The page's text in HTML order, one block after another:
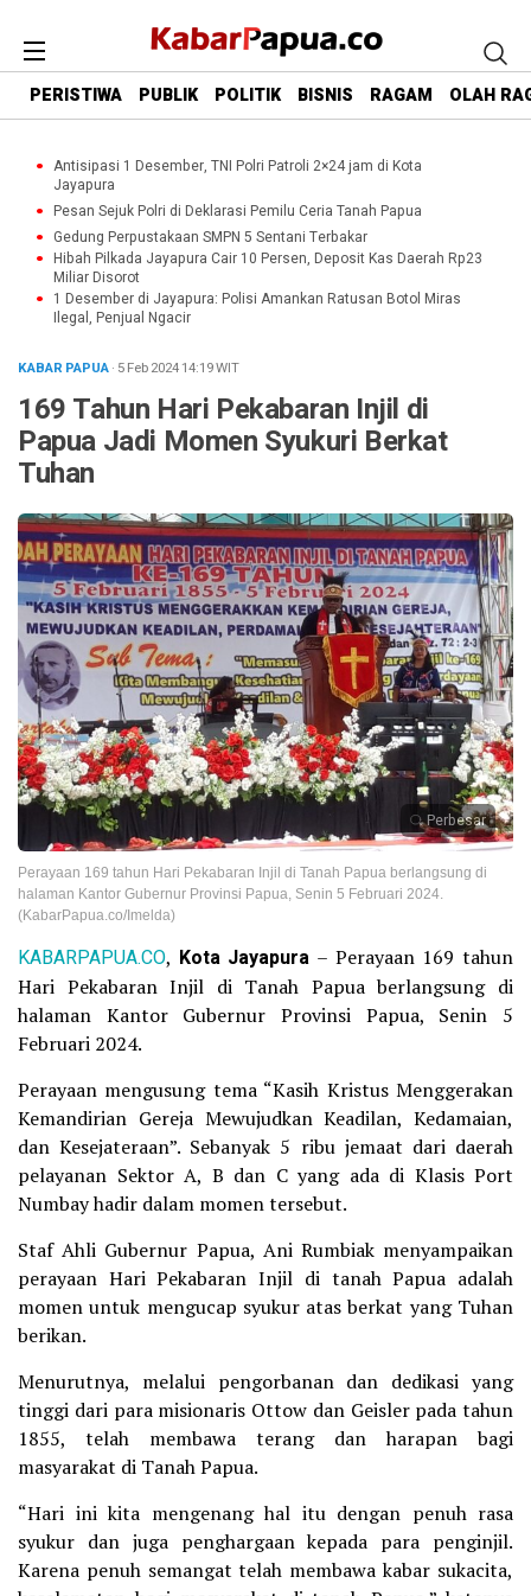
PERISTIWA PUBLIK POLITIK BISNIS RAGAM OLAH
Antisipasi 1 Desember, TNI Polri Patroli 2×24 jam di Kota
Jayapura
Pesan Sejuk Polri di Deklarasi Pemilu Ceria Tanah Papua
Gedung Perpustakaan SMPN 5 Sentani Terbakar
Hibah Pilkada Jayapura Cair 10 Persen, Deposit Kas Daerah Rp23
Miliar Disorot
1 Desember di Jayapura: Polisi Amankan Ratusan Botol Miras
Ilegal, Penjual Ngacir
KABAR PAPUA· 5 Feb 202414:19WIT
169 Tahun Hari Pekabaran Injil di
Papua Jadi Momen Syukuri Berkat
Tuhan
Perbesar
Perayaan 169 tahun Hari Pekabaran Injil di Tanah Papua berlangsung di
halaman Kantor Gubernur Provinsi Papua, Senin 5 Februari 2024.
(KabarPapua.co/Imelda)
KABARPAPUA.CO, Kota Jayapura – Perayaan 169 tahun
Hari Pekabaran Injil di Tanah Papua berlangsung di
halaman Kantor Gubernur Provinsi Papua, Senin 5
Februari 2024.
Perayaan mengusung tema “Kasih Kristus Menggerakan
Kemandirian Gereja Mewujudkan Keadilan, Kedamaian,
dan Kesejateraan”. Sebanyak 5 ribu jemaat dari daerah
pelayanan Sektor A, B dan C yang ada di Klasis Port
Numbay hadir dalam momen tersebut.
Staf Ahli Gubernur Papua, Ani Rumbiak menyampaikan
perayaan Hari Pekabaran Injil di tanah Papua adalah
momen untuk mengucap syukur atas berkat yang Tuhan
berikan.
Menurutnya, melalui pengorbanan dan dedikasi yang
tinggi dari para misionaris Ottow dan Geisler pada tahun
1855, telah membawa terang dan harapan bagi
masyarakat di Tanah Papua.
“Hari ini kita mengenang hal itu dengan penuh rasa
syukur dan juga penghargaan kepada para penginjil.
Karena penuh semangat telah membawa kabar sukacita,